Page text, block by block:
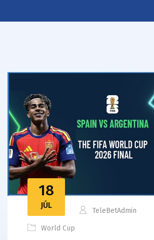
18
JÚL
TeleBetAdmin
World Cup